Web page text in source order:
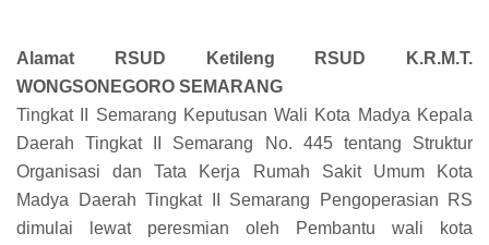
Alamat RSUD Ketileng RSUD K.R.M.T.
WONGSONEGORO SEMARANG
Tingkat II Semarang Keputusan Wali Kota Madya Kepala
Daerah Tingkat II Semarang No. 445 tentang Struktur
Organisasi dan Tata Kerja Rumah Sakit Umum Kota
Madya Daerah Tingkat II Semarang Pengoperasian RS
dimulai lewat peresmian oleh Pembantu wali kota